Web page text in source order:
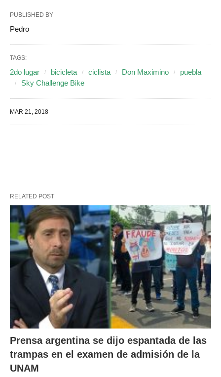
PUBLISHED BY
Pedro
TAGS:
2do lugar bicicleta ciclista Don Maximino
puebla
Sky Challenge Bike
MAR 21, 2018
RELATED POST
Prensa argentina se dijo espantada de las
trampas en el examen de admisión de la
UNAM